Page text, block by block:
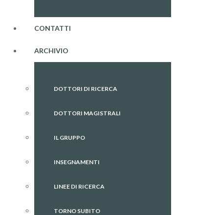
CONTATTI
ARCHIVIO
DOTTORI DI RICERCA
DOTTORI MAGISTRALI
IL GRUPPO
INSEGNAMENTI
LINEE DI RICERCA
TORNO SUBITO